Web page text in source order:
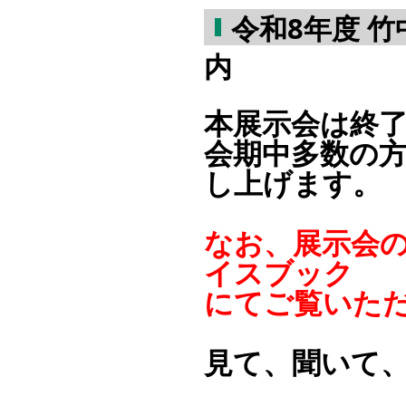
令和8年度
内
本展示会は終
会期中多数の
し上げます。
なお、展示会
イスブック
にてご覧いた
見て、聞いて